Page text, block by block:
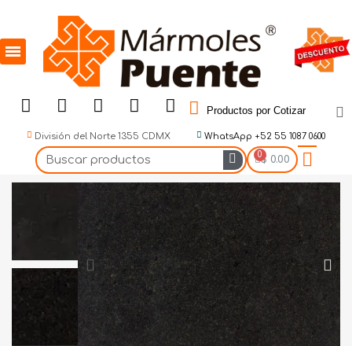
Productos por Cotizar
División del Norte 1355 CDMX WhatsApp +52 55 1087 0600
$ 0.00